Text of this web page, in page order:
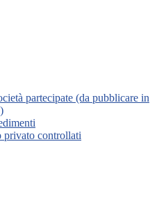
partecipate (da pubblicare in
controllati